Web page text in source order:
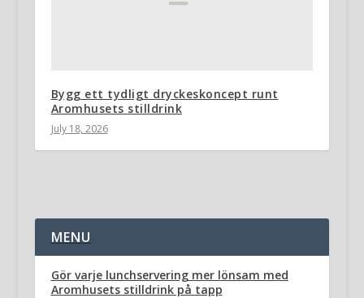
Bygg ett tydligt dryckeskoncept runt
Aromhusets stilldrink
July 18, 2026
MENU
Gör varje lunchservering mer lönsam med
Aromhusets stilldrink på tapp